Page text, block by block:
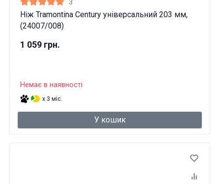
3
Ніж Tramontina Century універсальний 203 мм,
(24007/008)
1 059 грн.
Немає в наявності
x 3 міс.
У кошик
Вам виповнилося 18 років?